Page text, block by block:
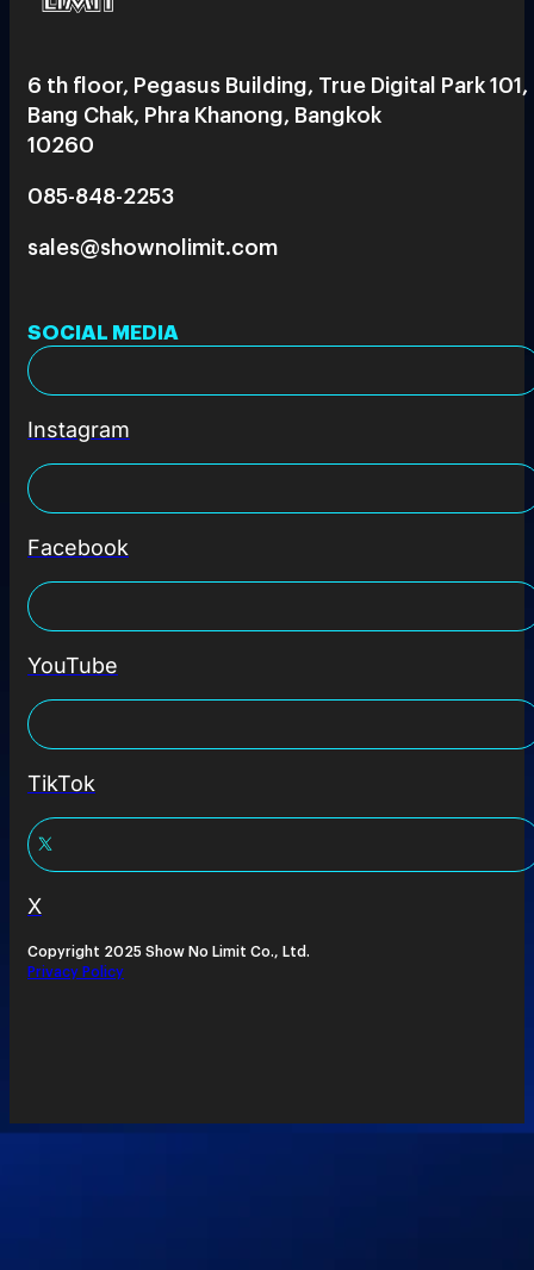
6 th floor, Pegasus Building, True Digital Park 101,
Bang Chak, Phra Khanong, Bangkok
10260
085-848-2253
sales@shownolimit.com
SOCIAL MEDIA
Instagram
Facebook
YouTube
TikTok
X
Copyright 2025 Show No Limit Co., Ltd.
Privacy Policy